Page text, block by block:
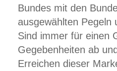
Bundes mit den
ausgewählten
Sind immer für einen
Gegebenheiten ab
Erreichen dieser